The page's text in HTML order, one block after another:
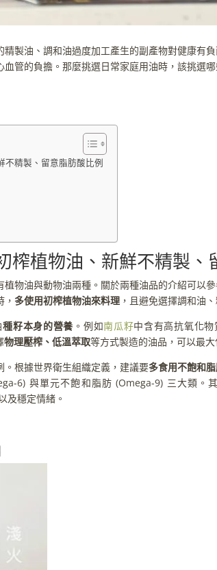
製油、調和油過度加工產生的副產物對健康有
管的負擔。那麼挑選日常家庭用油時，該挑選
不精製、留意脂肪酸比例
榨植物油、新鮮不精製、
物油與動物油兩種。關於兩種油品的介紹可以
多使用初榨植物油來料理 ，且避免選擇調和油
種籽本身的營養 。例如南瓜籽中含有高抗氧化
物理壓榨、低溫萃取等方式製造的油品，可以最
根據世界衛生組織定義，建議要多食用不飽和
6) 與單元不飽和脂肪 (Omega-9) 三大類。
及穩定情緒。